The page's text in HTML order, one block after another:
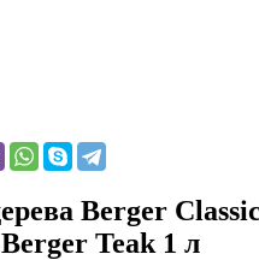
Berger Classic
Teak 1 л